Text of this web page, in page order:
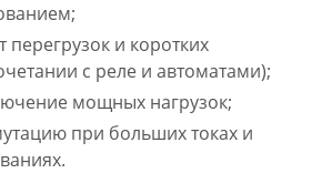
перегрузок и коротких
с реле и автоматами);
мощных нагрузок;
при больших токах и